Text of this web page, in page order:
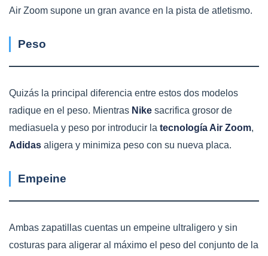
Air Zoom supone un gran avance en la pista de atletismo.
Peso
Quizás la principal diferencia entre estos dos modelos
radique en el peso. Mientras Nike sacrifica grosor de
mediasuela y peso por introducir la tecnología Air Zoom,
Adidas aligera y minimiza peso con su nueva placa.
Empeine
Ambas zapatillas cuentas un empeine ultraligero y sin
costuras para aligerar al máximo el peso del conjunto de la